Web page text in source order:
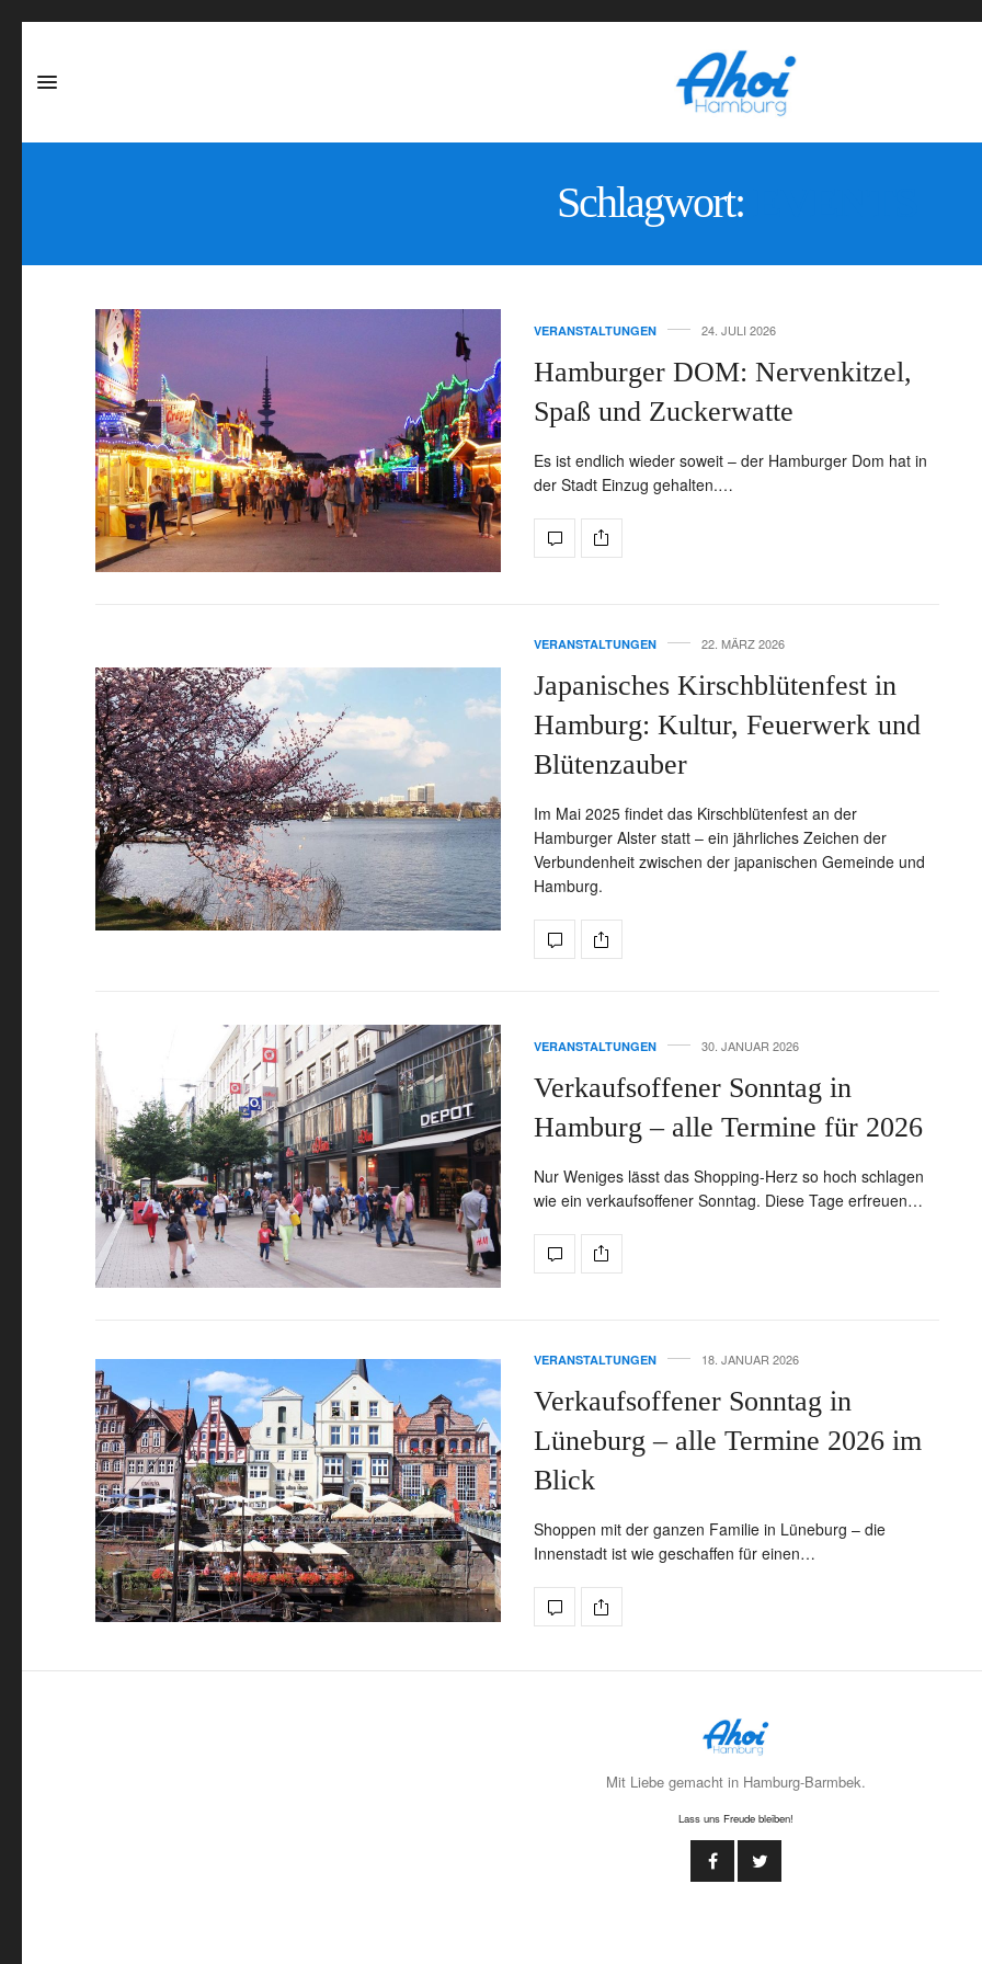
Schlagwort:
VERANSTALTUNGEN 24. JULI 2026
Hamburger DOM: Nervenkitzel,
Spaß und Zuckerwatte
Es ist endlich wieder soweit – der Hamburger Dom hat in
der Stadt Einzug gehalten.…
VERANSTALTUNGEN 22. MÄRZ 2026
Japanisches Kirschblütenfest in
Hamburg: Kultur, Feuerwerk und
Blütenzauber
Im Mai 2025 findet das Kirschblütenfest an der
Hamburger Alster statt – ein jährliches Zeichen der
Verbundenheit zwischen der japanischen Gemeinde und
Hamburg.
VERANSTALTUNGEN 30. JANUAR 2026
Verkaufsoffener Sonntag in
Hamburg – alle Termine für 2026
Nur Weniges lässt das Shopping-Herz so hoch schlagen
wie ein verkaufsoffener Sonntag. Diese Tage erfreuen…
VERANSTALTUNGEN 18. JANUAR 2026
Verkaufsoffener Sonntag in
Lüneburg – alle Termine 2026 im
Blick
Shoppen mit der ganzen Familie in Lüneburg – die
Innenstadt ist wie geschaffen für einen…
Mit Liebe gemacht in Hamburg-Barmbek.
Lass uns Freude bleiben!